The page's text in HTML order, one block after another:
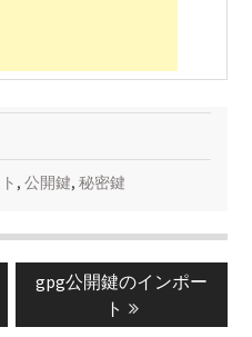
, 公開鍵, 秘密鍵
Next
gpg公開鍵のインポー
ト